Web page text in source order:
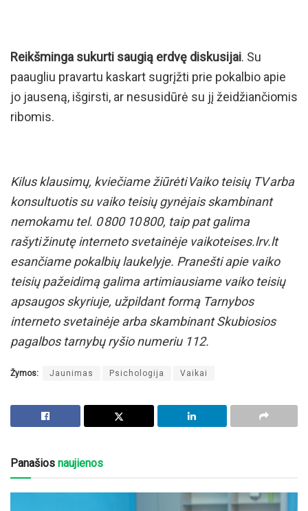
Reikšminga sukurti saugią erdvę diskusijai. Su
paaugliu pravartu kaskart sugrįžti prie pokalbio apie
jo jauseną, išgirsti, ar nesusidūrė su jį žeidžiančiomis
ribomis.
Kilus klausimų, kviečiame žiūrėtiVaiko teisių TVarba
konsultuotis su vaiko teisių gynėjais skambinant
nemokamu tel. 0 800 10 800, taip pat galima
rašyti žinutę interneto svetainėje vaikoteises.lrv.lt
esančiame pokalbių laukelyje. Pranešti apie vaiko
teisių pažeidimą galima artimiausiame vaiko teisių
apsaugos skyriuje, užpildant formą Tarnybos
interneto svetainėje arba skambinant Skubiosios
pagalbos tarnybų ryšio numeriu 112.
Žymos: Jaunimas Psichologija Vaikai
Panašios naujienos